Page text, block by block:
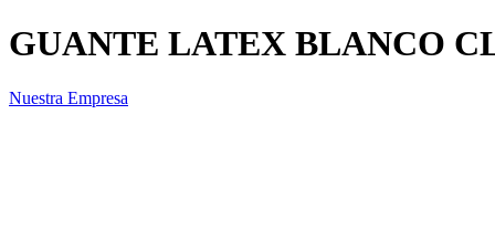
GUANTE LATEX BLANCO
Nuestra Empresa